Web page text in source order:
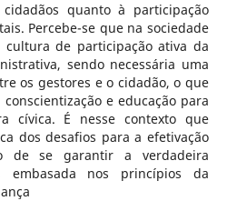
quanto à participação
Percebe-se que na sociedade
de participação ativa da
sendo necessária uma
os gestores e o cidadão, o que
e educação para
cívica. É nesse contexto que
dos desafios para a efetivação
de se garantir a verdadeira
embasada nos princípios da